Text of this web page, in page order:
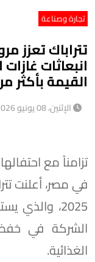
تجارة وصناعة
تتراباك تعزز
انبعاثات
القيمة بأكثر
الإثنين، 08 يونيو 2026 04:01 م
في مصر، أعلنت
2025،
الشركة في خفض
الغذائية.